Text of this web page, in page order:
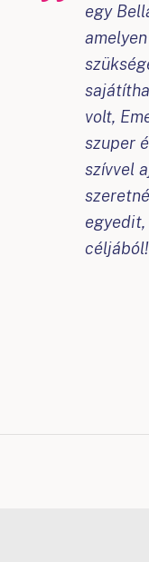
egy
volt,
szuper
szívvel
céljából!